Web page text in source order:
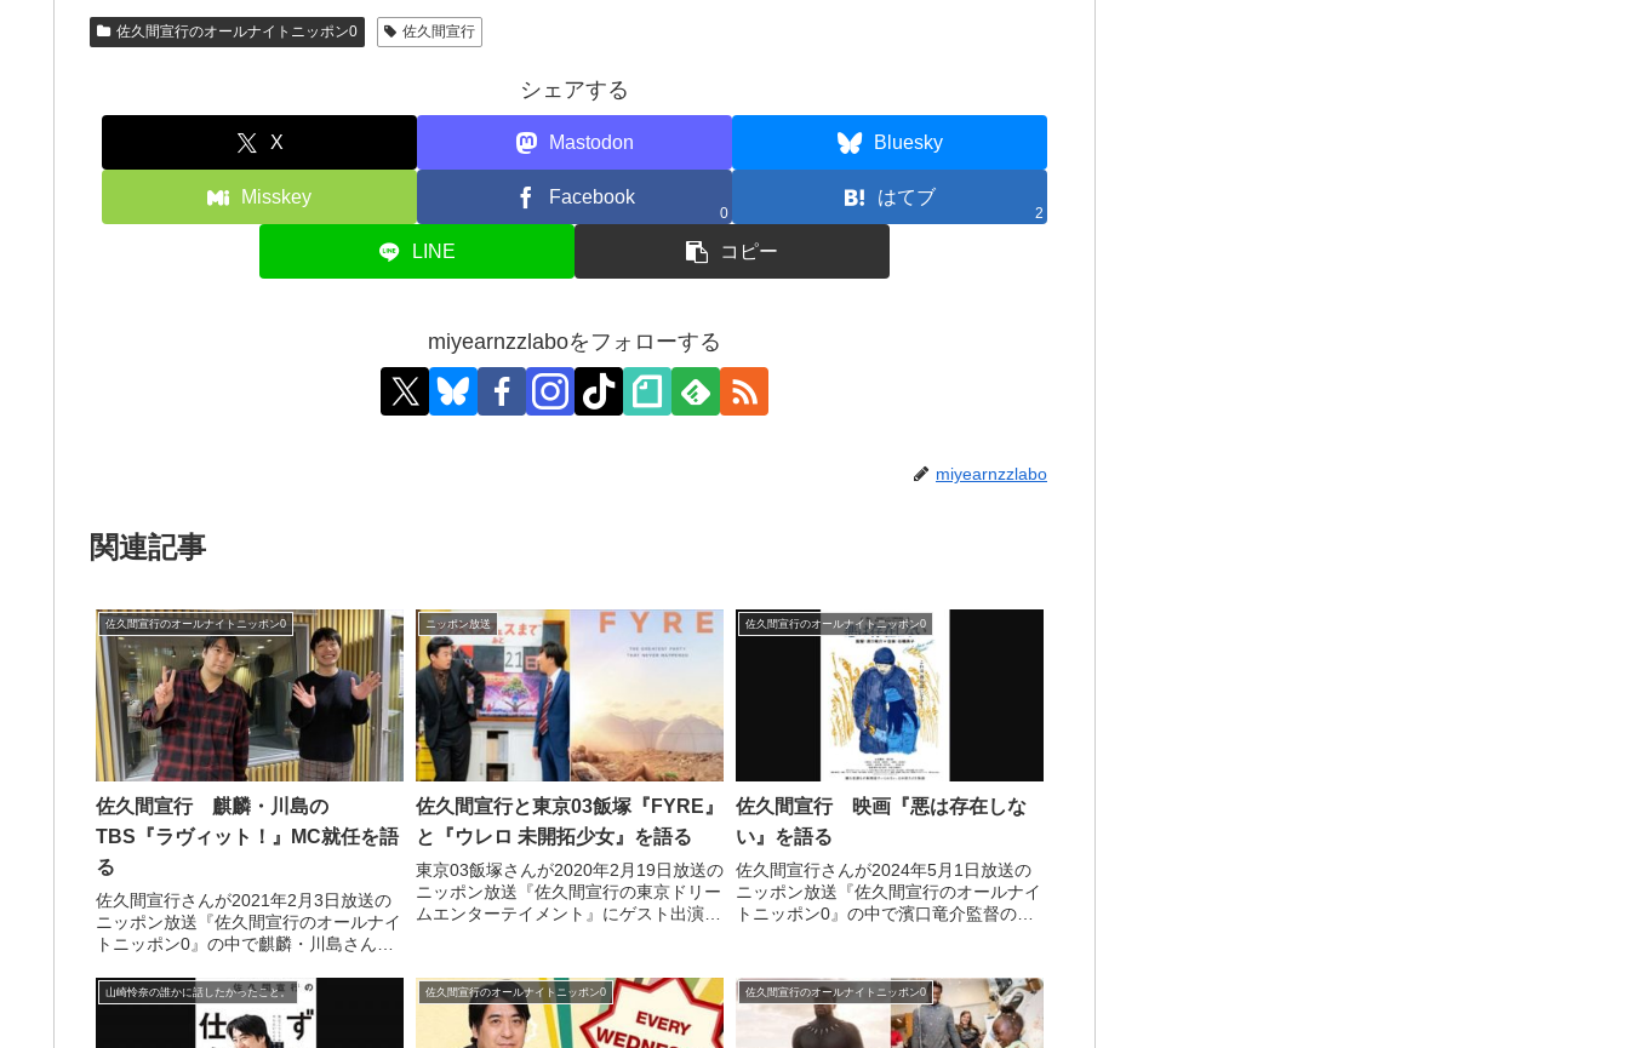
佐久間宣行のオールナイトニッポン0 佐久間宣行
シェアする
X Mastodon Bluesky
Misskey Facebook
0
はてブ
2
LINE コピー
miyearnzzlaboをフォローする
miyearnzzlabo
関連記事
佐久間宣行のオールナイトニッポン0
佐久間宣行 麒麟・川島の
TBS『ラヴィット！』MC就任を語
る
佐久間宣行さんが2021年2月3日放送の
ニッポン放送『佐久間宣行のオールナイ
トニッポン0』の中で麒麟・川島さんの
就任について話していました。
ニッポン放送
佐久間宣行と東京03飯塚『FYRE』
と『ウレロ 未開拓少女』を語る
東京03飯塚さんが2020年2月19日放送の
ニッポン放送『佐久間宣行の東京ドリー
ムエンターテイメント』にゲスト出演。
ロ 未開拓少女』のつながりについて話
し...
佐久間宣行のオールナイトニッポン0
佐久間宣行 映画『悪は存在しな
い』を語る
佐久間宣行さんが2024年5月1日放送の
ニッポン放送『佐久間宣行のオールナイ
トニッポン0』の中で濱口竜介監督の映
山崎怜奈の誰かに話したかったこと。 佐久間宣行のオールナイトニッポン0 佐久間宣行のオールナイトニッポン0